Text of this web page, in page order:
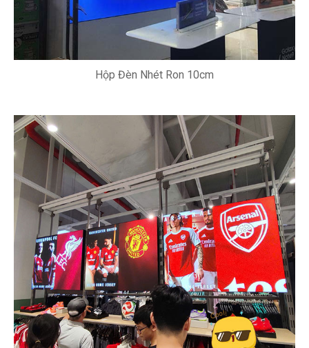
Hộp Đèn Nhét Ron 10cm